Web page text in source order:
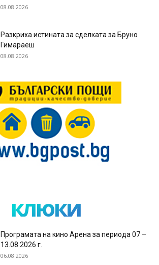
08.08.2026
Разкриха истината за сделката за Бруно
Гимараеш
08.08.2026
клюки
Програмата на кино Арена за периода 07 –
13.08.2026 г.
06.08.2026